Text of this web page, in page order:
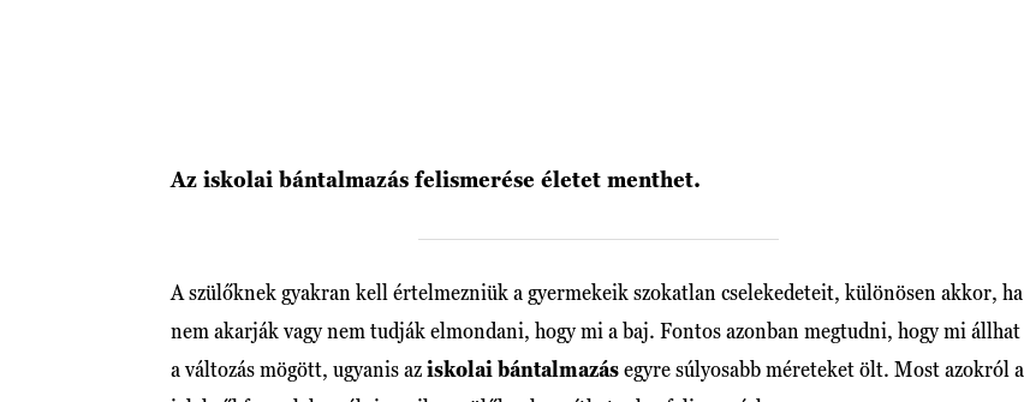
Az iskolai bántalmazás felismerése életet menthet.
A szülőknek gyakran kell értelmezniük a gyermekeik szokatlan cselekedeteit, különösen akkor, ha
nem akarják vagy nem tudják elmondani, hogy mi a baj. Fontos azonban megtudni, hogy mi állhat
a változás mögött, ugyanis aziskolai bántalmazásegyre súlyosabb méreteket ölt. Most azokról a